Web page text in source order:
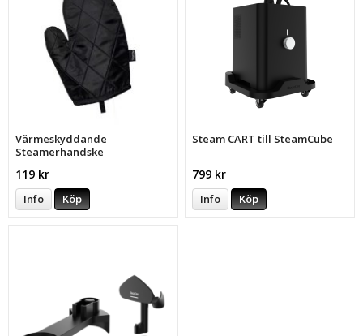
Värmeskyddande
Steamerhandske
119 kr
Info Köp
Steam CART till SteamCube
799 kr
Info Köp